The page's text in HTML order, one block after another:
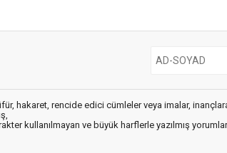
hakaret, rencide edici cümleler veya imalar,
kullanılmayan ve büyük harflerle yazılmış